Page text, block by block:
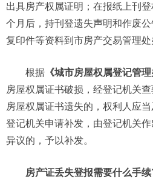
出具房产权属证明；在报纸上刊
个月后，持刊登遗失声明和作废
复印件等资料到市房产交易管理处
根据 《城市房屋权属登记管
房屋权属证书破损，经登记机关查
房屋权属证书遗失的，权利人应
登记机关申请补发，由登记机关
异议的，予以补发。
房产证丢失登报需要什么手续